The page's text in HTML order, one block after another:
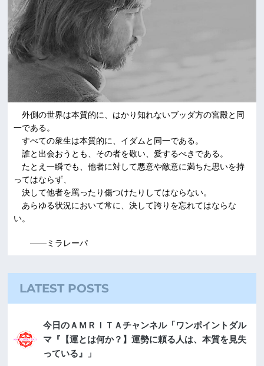
外側の世界は本質的に、はかり知れないブッダ方の宮殿と同
一である。
すべての衆生は本質的に、イダムと同一である。
誰と出会おうとも、その者を敬い、愛するべきである。
たとえ一瞬でも、他者に対して悪意や敵意に満ちた思いを持
ってはならず、
決して他者を罵ったり傷つけたりしてはならない。
あらゆる状況において常に、決して誇りを忘れてはならな
い。
――ミラレーパ
LATEST POSTS
今日のＡＭＲＩＴＡチャンネル「ワンポイントダル
マ『【運とは何か？】運勢に頼る人は、本質を見失
っている』」